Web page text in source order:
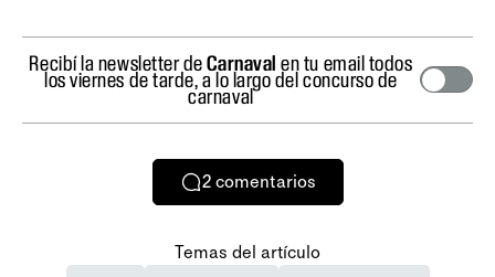
Recibí la newsletter deCarnaval en tu email todos
los viernes de tarde, a lo largo del concurso de
carnaval
2 comentarios
Temas del artículo